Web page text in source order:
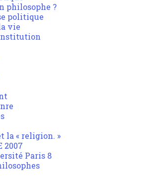
philosophe ?
politique
vie
la « religion. »
2007
Paris 8